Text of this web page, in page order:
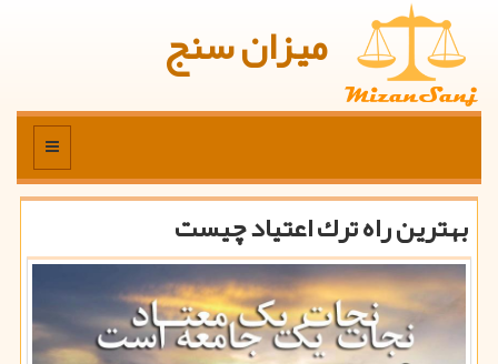
میزان سنج
منو
بهترین راه ترك اعتیاد چیست